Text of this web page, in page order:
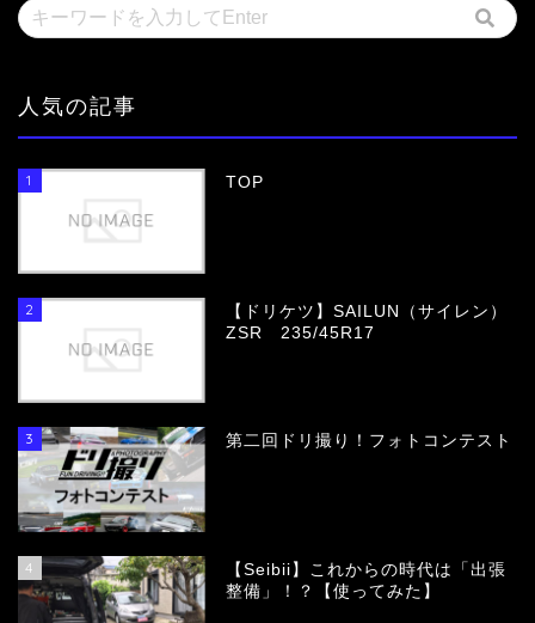
人気の記事
1 TOP
2
【ドリケツ】SAILUN（サイレン）
ZSR 235/45R17
3 第二回ドリ撮り！フォトコンテスト
4
【Seibii】これからの時代は「出張
整備」！？【使ってみた】